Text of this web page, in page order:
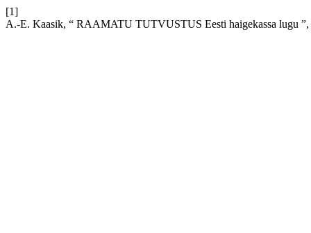
[1]
A.-E. Kaasik, “ RAAMATU TUTVUSTUS Eesti haigekassa lugu ”,